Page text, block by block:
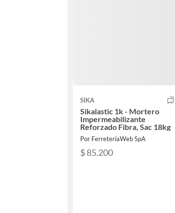
SIKA
Sikalastic 1k - Mortero
Impermeabilizante
Reforzado Fibra, Sac 18kg
Por FerreteríaWeb SpA
$ 85.200